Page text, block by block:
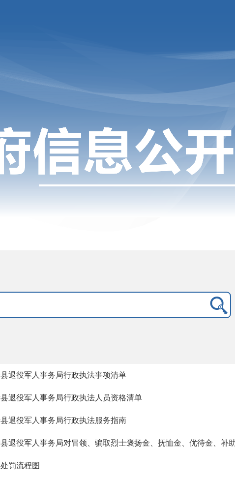
退役军人事务局行政执法事项清单
退役军人事务局行政执法人员资格清单
退役军人事务局行政执法服务指南
退役军人事务局对冒领、骗取烈士褒扬金、抚恤金、优待金、补
罚流程图